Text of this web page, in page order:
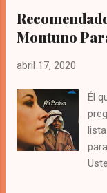
los
los
Montuno
abril 17, 2020
Él